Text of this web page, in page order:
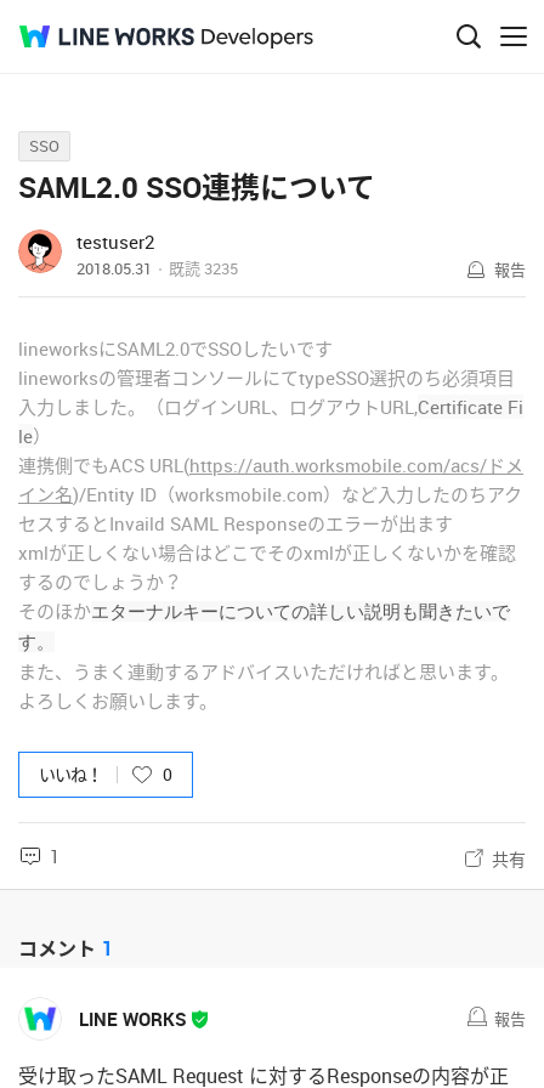
Q&A
SSO
SAML2.0 SSO連携について
testuser2
2018.05.31 既読 3235 報告
lineworksにSAML2.0でSSOしたいです
lineworksの管理者コンソールにてtypeSSO選択のち必須項目
入力しました。（ログインURL、ログアウトURL,Certificate Fi
le）
連携側でもACS URL(https://auth.worksmobile.com/acs/ドメ
イン名)/Entity ID（worksmobile.com）など入力したのちアク
セスするとInvaild SAML Responseのエラーが出ます
xmlが正しくない場合はどこでそのxmlが正しくないかを確認
するのでしょうか？
そのほかエターナルキーについての詳しい説明も聞きたいで
す。
また、うまく連動するアドバイスいただければと思います。
よろしくお願いします。
いいね！ 0
1 共有
コメント 1
LINE WORKS 報告
受け取ったSAML Request に対するResponseの内容が正